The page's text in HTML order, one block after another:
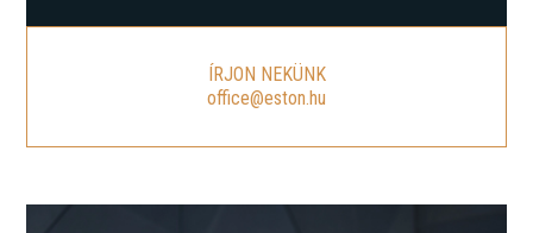
ÍRJON NEKÜNK
office@eston.hu